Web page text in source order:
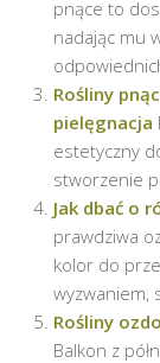
pnące to
nadając mu
Rośliny
pielęgnacja
estetyczny
stworzenie
Jak dbać o
prawdziwa
kolor do
wyzwaniem,
Rośliny
Balkon z